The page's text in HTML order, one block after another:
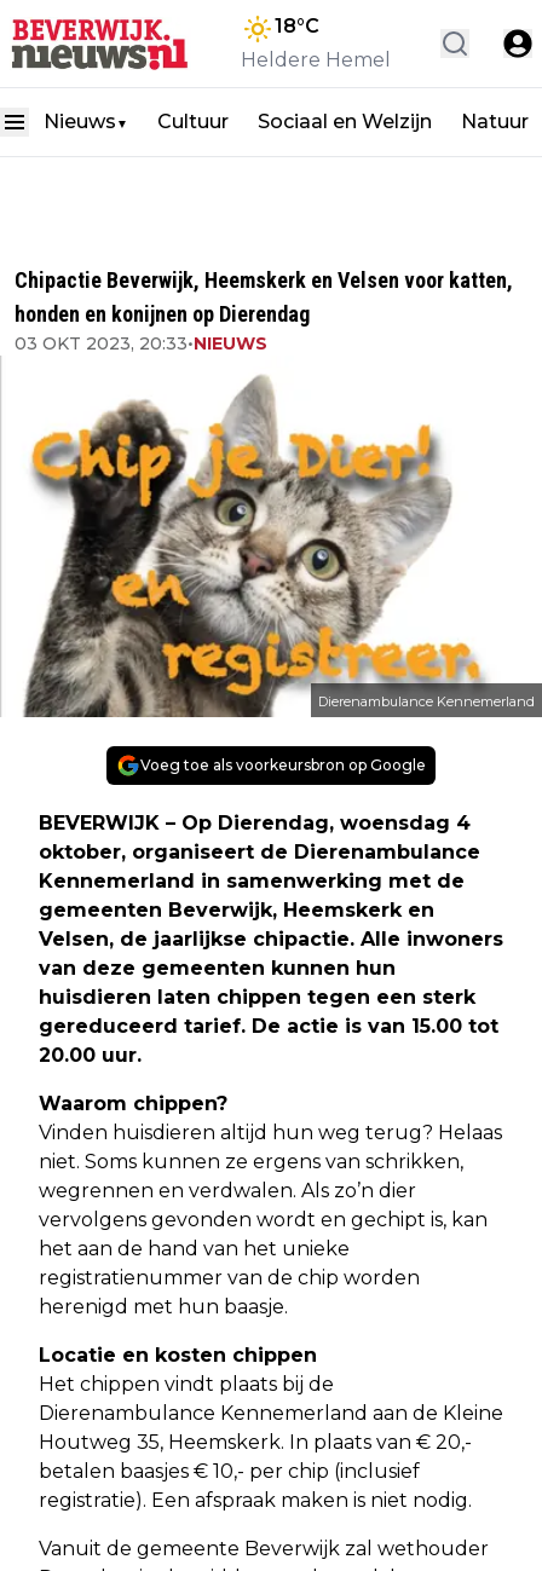
18°C
Heldere Hemel
Nieuws ▼ Cultuur Sociaal en Welzijn Natuur
Chipactie Beverwijk, Heemskerk en Velsen voor katten,
honden en konijnen op Dierendag
03 OKT 2023, 20:33•NIEUWS
Dierenambulance Kennemerland
Voeg toe als voorkeursbron op Google
BEVERWIJK – Op Dierendag, woensdag 4
oktober, organiseert de Dierenambulance
Kennemerland in samenwerking met de
gemeenten Beverwijk, Heemskerk en
Velsen, de jaarlijkse chipactie. Alle inwoners
van deze gemeenten kunnen hun
huisdieren laten chippen tegen een sterk
gereduceerd tarief. De actie is van 15.00 tot
20.00 uur.
Waarom chippen?
Vinden huisdieren altijd hun weg terug? Helaas
niet. Soms kunnen ze ergens van schrikken,
wegrennen en verdwalen. Als zo’n dier
vervolgens gevonden wordt en gechipt is, kan
het aan de hand van het unieke
registratienummer van de chip worden
herenigd met hun baasje.
Locatie en kosten chippen
Het chippen vindt plaats bij de
Dierenambulance Kennemerland aan de Kleine
Houtweg 35, Heemskerk. In plaats van € 20,-
betalen baasjes € 10,- per chip (inclusief
registratie). Een afspraak maken is niet nodig.
Vanuit de gemeente Beverwijk zal wethouder